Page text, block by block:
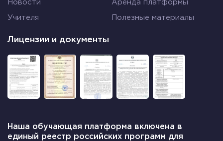
Новости Аренда платформы
Учителя Полезные материалы
Лицензии и документы
Наша обучающая платформа включена в
единый реестр российских программ для